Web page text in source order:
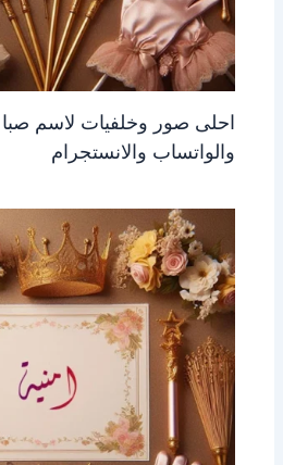
احلى صور وخلفيات لاسم
والواتساب والانستجرام